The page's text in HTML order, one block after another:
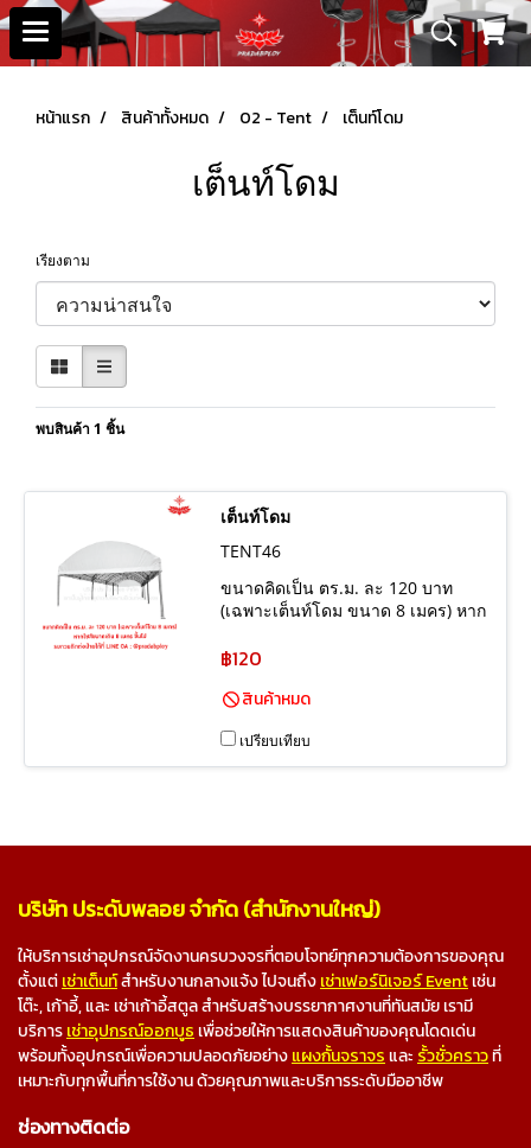
หน้าแรก สินค้าทั้งหมด 02 - Tent เต็นท์โดม
เต็นท์โดม
เรียงตาม
พบสินค้า 1 ชิ้น
เต็นท์โดม
TENT46
ขนาดคิดเป็น ตร.ม. ละ 120 บาท
(เฉพาะเต็นท์โดม ขนาด 8 เมคร) หาก
ติดต่อฝ่ายได้ที่ LINE OA :
฿120
สินค้าหมด
เปรียบเทียบ
บริษัท ประดับพลอย จำกัด (สำนักงานใหญ่)
ให้บริการเช่าอุปกรณ์จัดงานครบวงจรที่ตอบโจทย์ทุกความต้องการของคุณ
ตั้งแต่เช่าเต็นท์สำหรับงานกลางแจ้ง ไปจนถึงเช่าเฟอร์นิเจอร์ Eventเช่น
โต๊ะ, เก้าอี้, และ เช่าเก้าอี้สตูล สำหรับสร้างบรรยากาศงานที่ทันสมัย เรามี
บริการเช่าอุปกรณ์ออกบูธเพื่อช่วยให้การแสดงสินค้าของคุณโดดเด่น
พร้อมทั้งอุปกรณ์เพื่อความปลอดภัยอย่างแผงกั้นจราจรและ รั้วชั่วคราวที่
เหมาะกับทุกพื้นที่การใช้งาน ด้วยคุณภาพและบริการระดับมืออาชีพ
ช่องทางติดต่อ